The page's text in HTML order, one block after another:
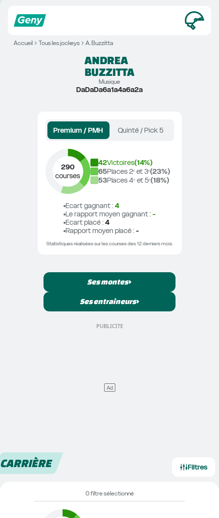
Accueil Tous les jockeys A. Buzzitta
ANDREA
BUZZITTA
Musique
DaDaDa6a1a4a6a2a
Premium / PMH Quinté / Pick 5
290
courses
42Victoires(14%)
65Places 2ᵉ et 3ᵉ(23%)
53Places 4ᵉ et 5ᵉ(18%)
Ecart gagnant : 4
Le rapport moyen gagnant : -
Ecart placé : 4
Rapport moyen placé : -
Statistiques réalisées sur les courses des 12 derniers mois.
Ses montes
Ses entraîneurs
CARRIÈRE Filtres
0 filtre sélectionné